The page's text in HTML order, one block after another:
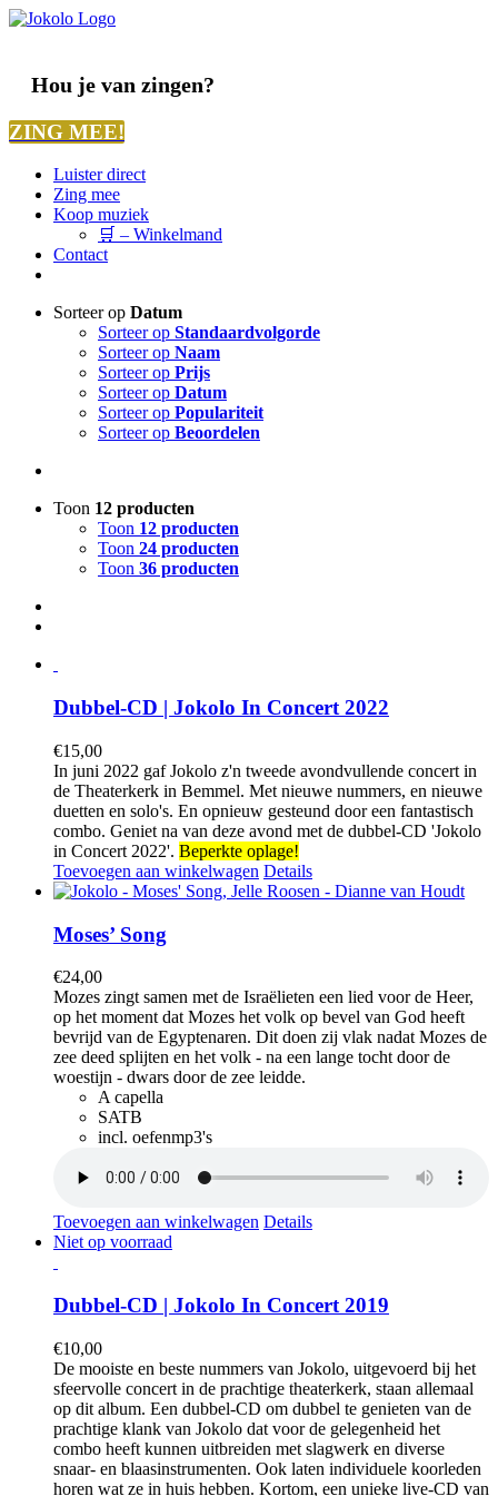
Ga
Hou je van zingen?
ZING MEE!
Luister direct
Zing mee
Koop muziek
🛒 – Winkelmand
Contact
Sorteer op Datum
Sorteer op Standaardvolgorde
Sorteer op Naam
Sorteer op Prijs
Sorteer op Datum
Sorteer op Populariteit
Sorteer op Beoordelen
Toon 12 producten
Toon 12 producten
Toon 24 producten
Toon 36 producten
Dubbel-CD | Jokolo In Concert 2022
€15,00
In juni 2022 gaf Jokolo z'n tweede avondvullende concert in
de Theaterkerk in Bemmel. Met nieuwe nummers, en nieuwe
duetten en solo's. En opnieuw gesteund door een fantastisch
combo. Geniet na van deze avond met de dubbel-CD 'Jokolo
in Concert 2022'. Beperkte oplage!
Toevoegen aan winkelwagen Details
Moses’ Song
€24,00
Mozes zingt samen met de Israëlieten een lied voor de Heer,
op het moment dat Mozes het volk op bevel van God heeft
bevrijd van de Egyptenaren. Dit doen zij vlak nadat Mozes de
zee deed splijten en het volk - na een lange tocht door de
woestijn - dwars door de zee leidde.
A capella
SATB
incl. oefenmp3's
Toevoegen aan winkelwagen Details
Niet op voorraad
Dubbel-CD | Jokolo In Concert 2019
€10,00
De mooiste en beste nummers van Jokolo, uitgevoerd bij het
sfeervolle concert in de prachtige theaterkerk, staan allemaal
op dit album. Een dubbel-CD om dubbel te genieten van de
prachtige klank van Jokolo dat voor de gelegenheid het
combo heeft kunnen uitbreiden met slagwerk en diverse
snaar- en blaasinstrumenten. Ook laten individuele koorleden
horen wat ze in huis hebben. Kortom, een unieke live-CD van